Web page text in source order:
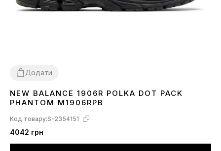
Додати
3637 38394041
NEW BALANCE 1906R POLKA DOT PACK
PHANTOM M1906RPB
Код товару:S-2354151
4042 грн